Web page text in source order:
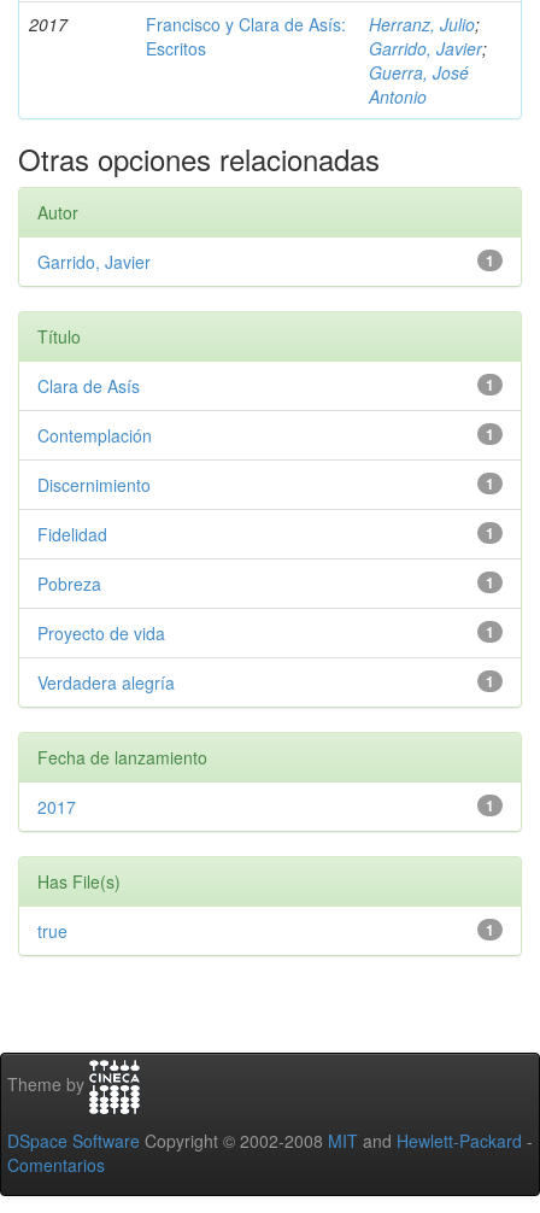
2017
Francisco y Clara de Asís:
Escritos
Herranz, Julio;
Garrido, Javier;
Guerra, José
Antonio
Otras opciones relacionadas
Autor
1
Garrido, Javier
Título
1
Clara de Asís
1
Contemplación
1
Discernimiento
1
Fidelidad
1
Pobreza
1
Proyecto de vida
1
Verdadera alegría
Fecha de lanzamiento
1
2017
Has File(s)
1
true
Theme by
DSpace Software Copyright © 2002-2008 MIT and Hewlett-Packard -
Comentarios